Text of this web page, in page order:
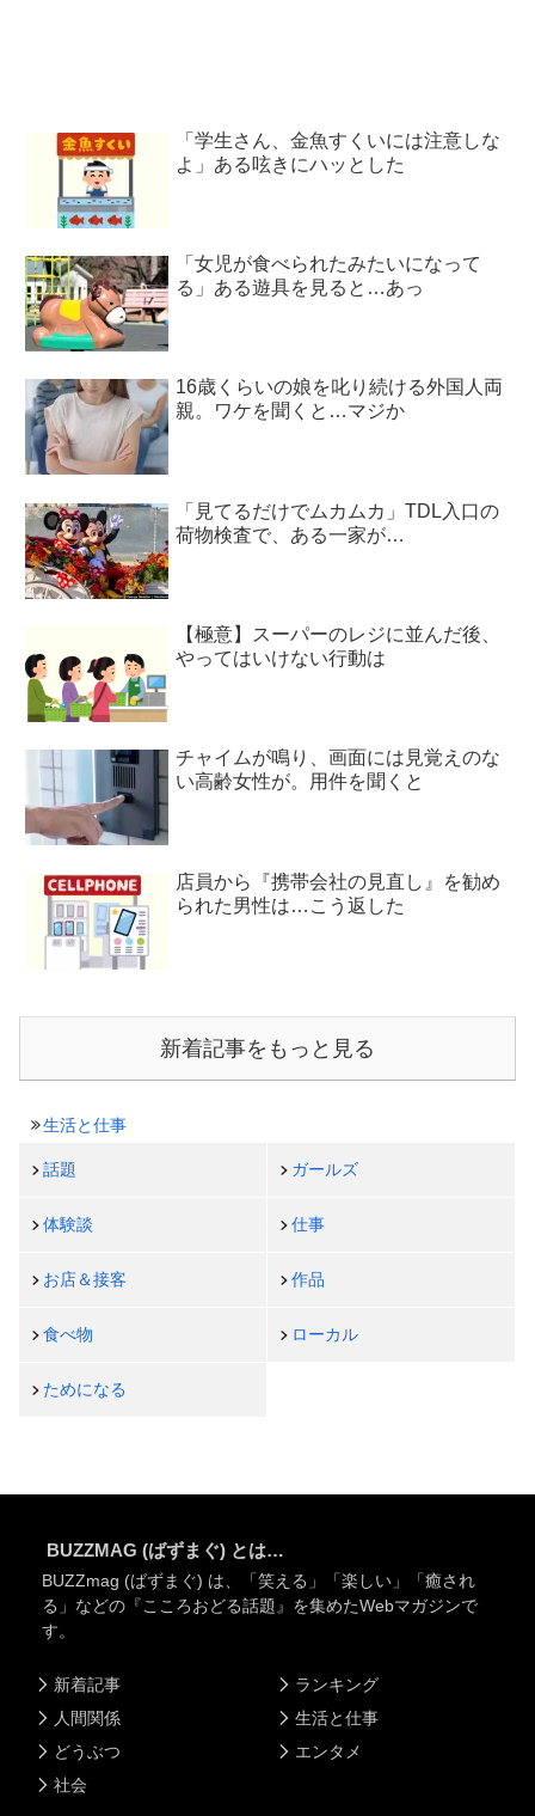
「学生さん、金魚すくいには注意しな
よ」ある呟きにハッとした
「女児が食べられたみたいになって
る」ある遊具を見ると…あっ
16歳くらいの娘を叱り続ける外国人両
親。ワケを聞くと…マジか
「見てるだけでムカムカ」TDL入口の
荷物検査で、ある一家が…
【極意】スーパーのレジに並んだ後、
やってはいけない行動は
チャイムが鳴り、画面には見覚えのな
い高齢女性が。用件を聞くと
店員から『携帯会社の見直し』を勧め
られた男性は…こう返した
新着記事をもっと見る
生活と仕事
話題 ガールズ
体験談 仕事
お店＆接客 作品
食べ物 ローカル
ためになる
BUZZMAG (ばずまぐ) とは…
BUZZmag (ばずまぐ) は、「笑える」「楽しい」「癒され
る」などの『こころおどる話題』を集めたWebマガジンで
す。
新着記事
人間関係
どうぶつ
社会
ランキング
生活と仕事
エンタメ